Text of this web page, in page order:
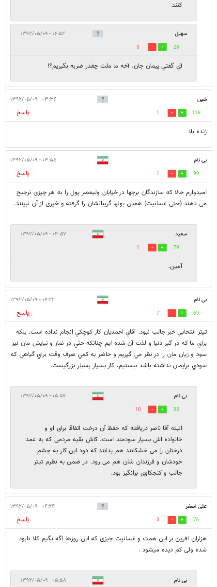
کنند
سهيل ۰۶:۵۲ - ۱۳۹۲/۰۵/۰۹
28
3
آي گفتي پيمان جان. آخه ما ملت چقدر ضربه بگيريم؟!
شين ۰۳:۳۶ - ۱۳۹۲/۰۵/۰۹
116
1
پاسخ
زنده باد
بی نام ۰۳:۵۵ - ۱۳۹۲/۰۵/۰۹
90
1
پاسخ
امیدوارم حالا که سازندگان برجها در خیابان ولیعصر پول را به هر چیزی ترجیح
می دهند (حتی انسانیت) همین پولها گریبانشان را گرفته و خیری از آن نبینند.
سعید ۰۳:۵۷ - ۱۳۹۲/۰۵/۰۹
79
1
آمین.
بی نام ۰۴:۲۲ - ۱۳۹۲/۰۵/۰۹
69
7
پاسخ
تيتر انتخابي خبر جالب نبود. آقاي احمديان كار كوچكي انجام نداده است. بلكه
براي ما كه در گير دنيا و لذت آن شده ايم چنانكه حتي در نماز و نيايش مان نيز
سود و زيان مان را در نظر مي گيريم و حاضر به كمي صرف وقت براي گياهي كه
سودي برايمان نداشته باشد نيستيم، كار بسيار بسيار بزرگيست.
بی نام ۰۵:۵۷ - ۱۳۹۲/۰۵/۰۹
33
10
البته آقا ناصر دریافته که حفظ آن درخت اتفاقا برای او و
خانواده اش بسیار سودمند است. کاش بقیه مردمی که به عمد
درختان را می خشکانند هم بدانند که دود این کار به چشم
خودشان و فرزندان شان هم می رود. در ضمن به نظرم تیتر
جالب و کنجکاوی برانگیز بود.
علی اصغر ۰۴:۲۴ - ۱۳۹۲/۰۵/۰۹
76
3
پاسخ
هزاران افرین بر این همت و انسانیت چیزی که این روزها اگه نگیم کلا نابود
شده ولی کم دیده میشود .
بی نام ۰۵:۵۸ - ۱۳۹۲/۰۵/۰۹